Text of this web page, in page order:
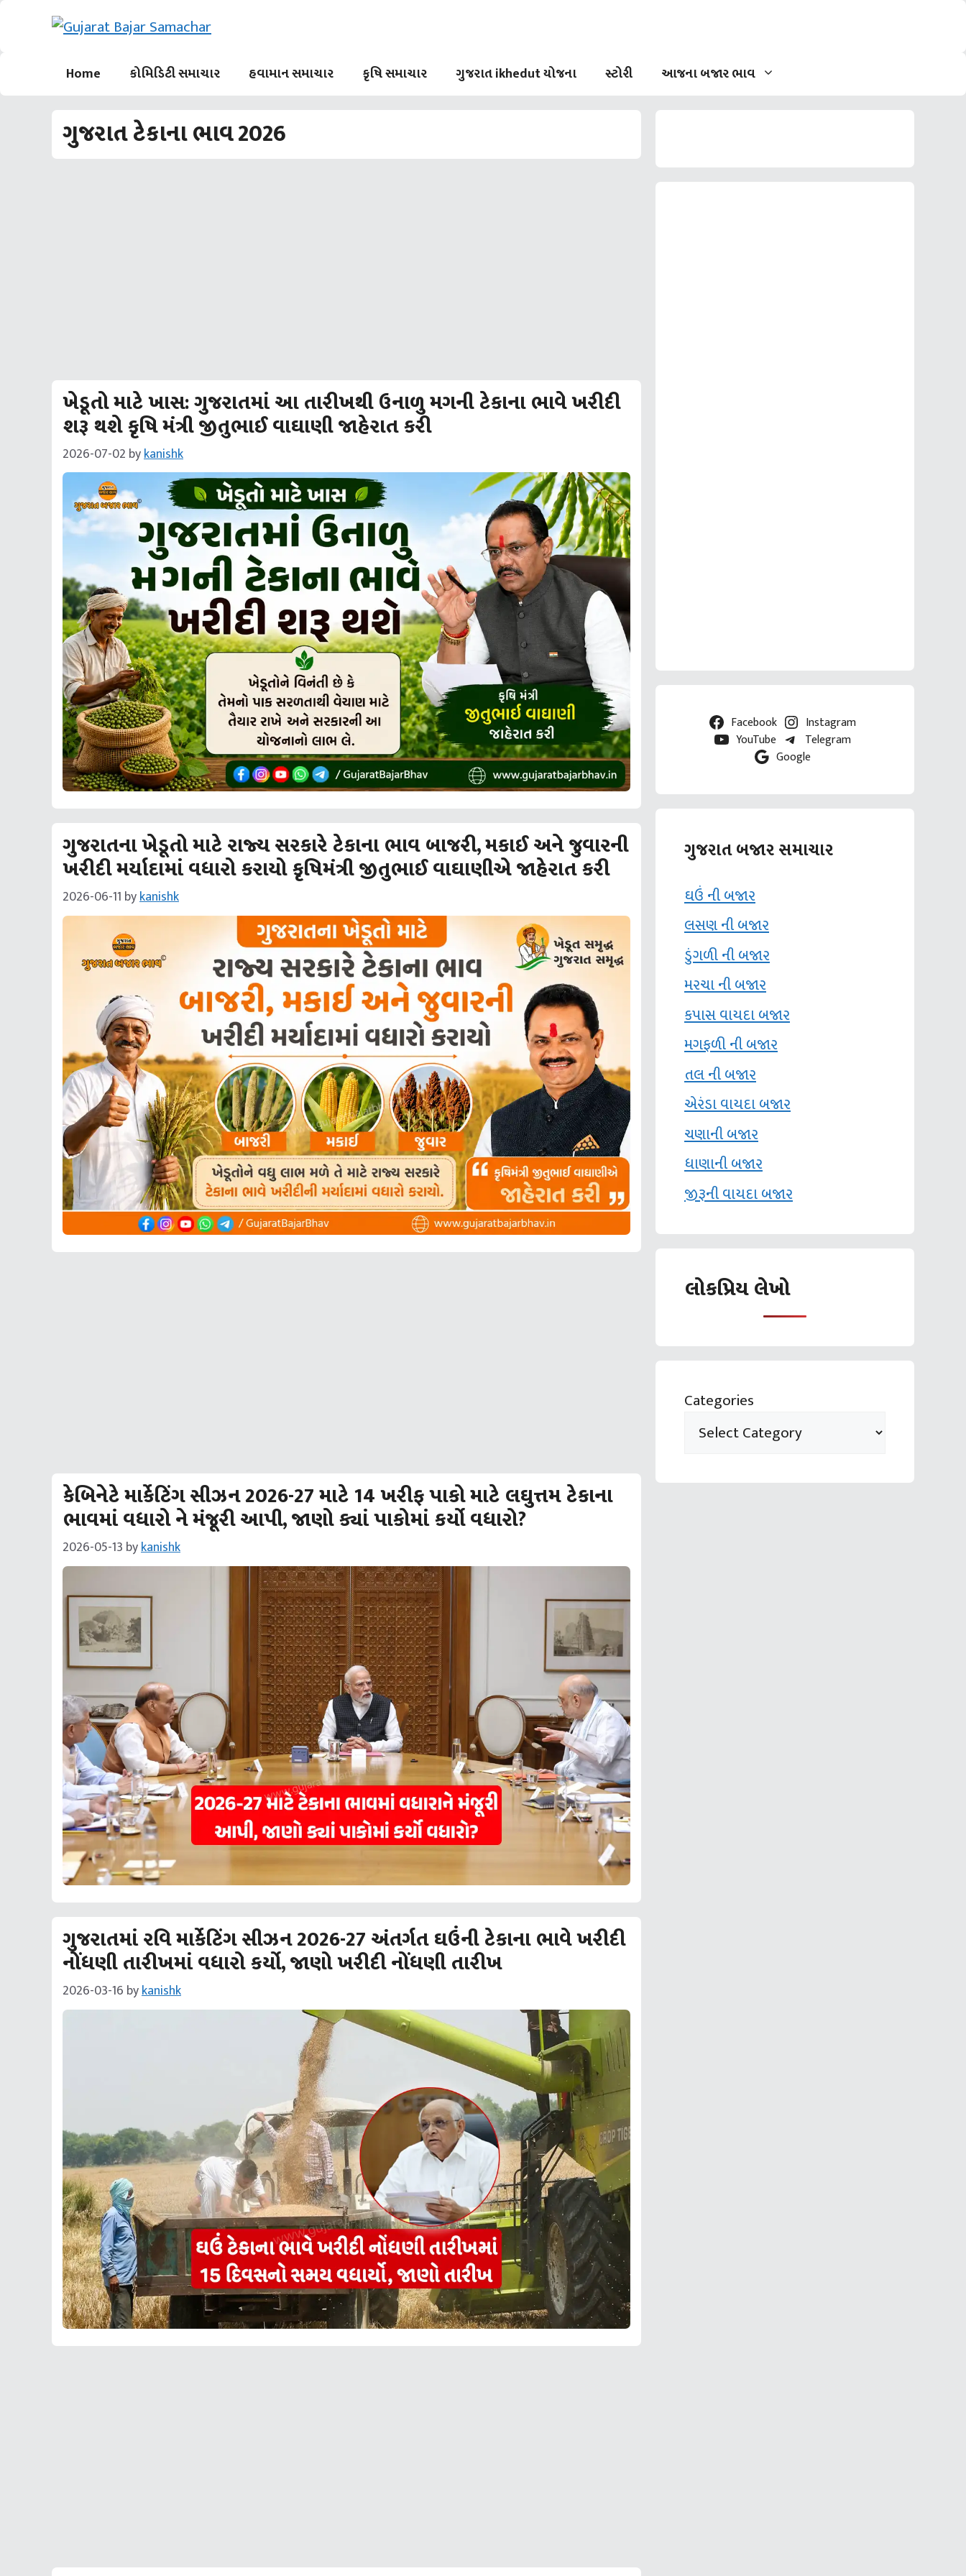
Skip
content
Home કોમિડિટી સમાચાર હવામાન સમાચાર કૃષિ સમાચાર ગુજરાત ikhedut યોજના સ્ટોરી આજના બજાર ભાવ
ગુજરાત ટેકાના ભાવ 2026
ખેડૂતો માટે ખાસ: ગુજરાતમાં આ તારીખથી ઉનાળુ મગની ટેકાના ભાવે ખરીદી
શરૂ થશે કૃષિ મંત્રી જીતુભાઈ વાઘાણી જાહેરાત કરી
2026-07-02 bykanishk
ગુજરાતના ખેડૂતો માટે રાજ્ય સરકારે ટેકાના ભાવ બાજરી, મકાઈ અને જુવારની
ખરીદી મર્યાદામાં વધારો કરાયો કૃષિમંત્રી જીતુભાઈ વાઘાણીએ જાહેરાત કરી
2026-06-11 bykanishk
કેબિનેટે માર્કેટિંગ સીઝન 2026-27 માટે 14 ખરીફ પાકો માટે લઘુત્તમ ટેકાના
ભાવમાં વધારો ને મંજૂરી આપી, જાણો ક્યાં પાકોમાં કર્યો વધારો?
2026-05-13 bykanishk
ગુજરાતમાં રવિ માર્કેટિંગ સીઝન 2026-27 અંતર્ગત ઘઉંની ટેકાના ભાવે ખરીદી
નોંધણી તારીખમાં વધારો કર્યો, જાણો ખરીદી નોંધણી તારીખ
2026-03-16 bykanishk
Facebook
Instagram
YouTube
Telegram
Google
ગુજરાત બજાર સમાચાર
ઘઉં ની બજાર
લસણ ની બજાર
ડુંગળી ની બજાર
મરચા ની બજાર
કપાસ વાયદા બજાર
મગફળી ની બજાર
તલ ની બજાર
એરંડા વાયદા બજાર
ચણાની બજાર
ધાણાની બજાર
જીરૂની વાયદા બજાર
લોકપ્રિય લેખો
Categories